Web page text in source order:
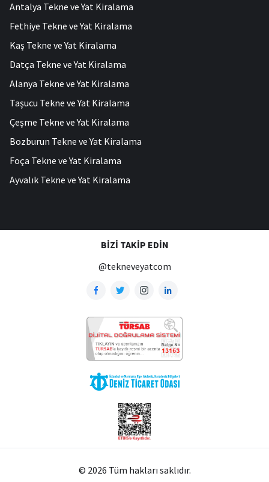
Antalya Tekne ve Yat Kiralama
Fethiye Tekne ve Yat Kiralama
Kaş Tekne ve Yat Kiralama
Datça Tekne ve Yat Kiralama
Alanya Tekne ve Yat Kiralama
Taşucu Tekne ve Yat Kiralama
Çeşme Tekne ve Yat Kiralama
Bozburun Tekne ve Yat Kiralama
Foça Tekne ve Yat Kiralama
Ayvalık Tekne ve Yat Kiralama
BIZI TAKIP EDIN
@tekneveyatcom
© 2026 Tüm hakları saklıdır.